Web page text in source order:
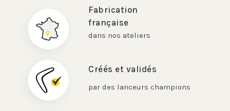
Fabrication
française
dans nos ateliers
Créés et validés
par des lanceurs champions